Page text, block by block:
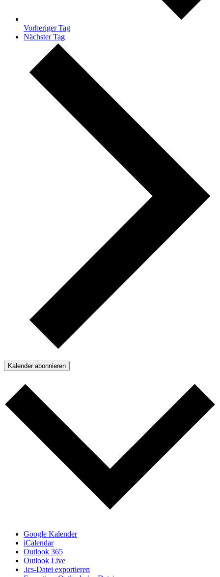
Vorheriger Tag
Nächster Tag
Kalender abonnieren
Google Kalender
iCalendar
Outlook 365
Outlook Live
.ics-Datei exportieren